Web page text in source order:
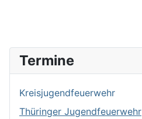
Termine
Kreisjugendfeuerwehr
Thüringer Jugendfeuerwehr